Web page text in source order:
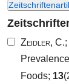
Zeidler, C.;
Foods; 13